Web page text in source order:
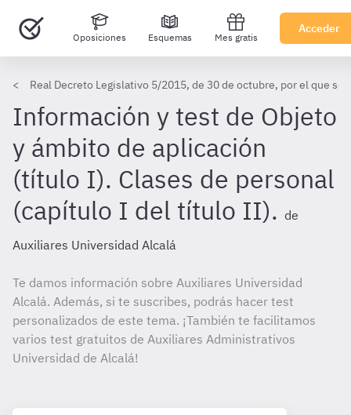
Oposiciones Esquemas Mes gratis
Acceder
Real Decreto Legislativo 5/2015, de 30 de octubre, por el que
Información y test de Objeto
y ámbito de aplicación
(título I). Clases de personal
(capítulo I del título II). de
Auxiliares Universidad Alcalá
Te damos información sobre Auxiliares Universidad
Alcalá. Además, si te suscribes, podrás hacer test
personalizados de este tema. ¡También te facilitamos
varios test gratuitos de Auxiliares Administrativos
Universidad de Alcalá!